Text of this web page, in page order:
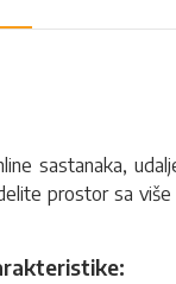
sastanaka,
prostor sa